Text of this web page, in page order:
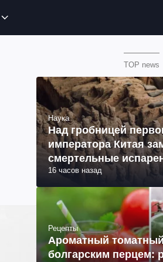
TOP news
Наука
Над гробницей
императора Китая
смертельные
образовались (фото)
16 часов назад
Рецепты
Ароматный
болгарским перцем: